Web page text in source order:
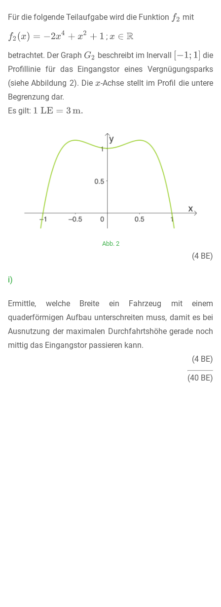
Für die folgende Teilaufgabe wird die Funktion mit
;
betrachtet. Der Graph
beschreibt im Inervall
die
Profillinie für das Eingangstor eines Vergnügungsparks
(siehe Abbildung 2). Die -Achse stellt im Profil die untere
Begrenzung dar.
Es gilt:
Abb. 2
(4 BE)
i)
Ermittle, welche Breite ein Fahrzeug mit einem
quaderförmigen Aufbau unterschreiten muss, damit es bei
Ausnutzung der maximalen Durchfahrtshöhe gerade noch
mittig das Eingangstor passieren kann.
(4 BE)
(40 BE)